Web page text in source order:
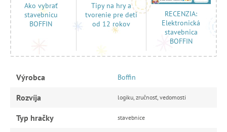
Ako vybrať
stavebnicu
BOFFIN
Tipy na hry a
tvorenie pre deti
od 12 rokov
RECENZIA:
Elektronická
stavebnica
BOFFIN
Výrobca Boffin
Rozvíja logiku, zručnosť, vedomosti
Typ hračky stavebnice